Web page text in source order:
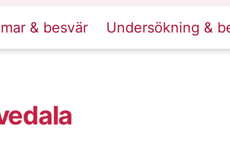
& besvär Undersökning &